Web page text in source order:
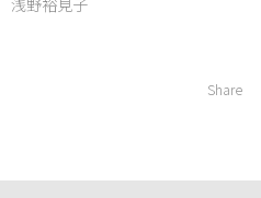
浅野裕見子
Share